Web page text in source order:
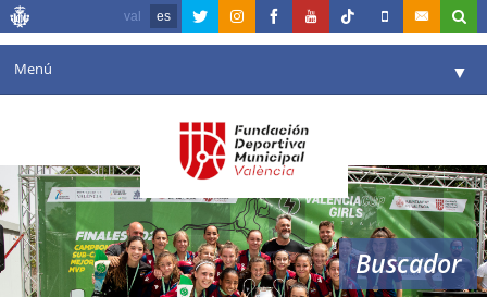
val es
Menú ▼
Agenda
Instalaciones ▼
Comunicación ▼
Buscador